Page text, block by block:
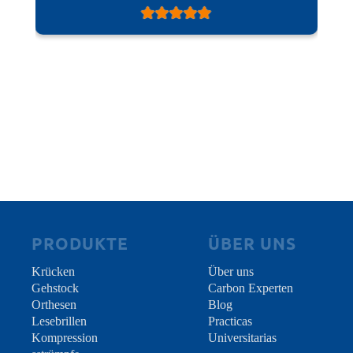
die Haltung in Echtzeit – ein fundamentaler
Wettbewerbsvorteil.
gewährleisten und sicherzustellen, dass die
Stützen weiterhin einen absolut geschützten
eine große Hilfe.
PRODUKTE
Krücken
Gehstock
Orthesen
Lesebrillen
Kompression
ÜBER UNS
Über uns
Carbon Experten
Blog
Practicas
Universitarias